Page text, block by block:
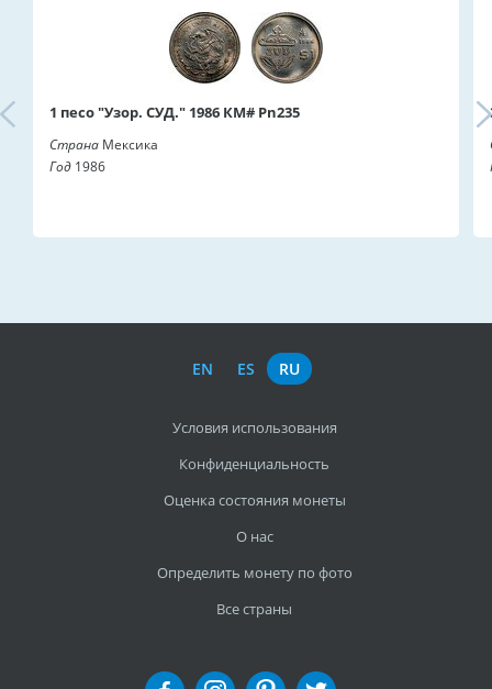
1 песо "Узор. СУД." 1986 КМ# Pn235
Страна Мексика
Год 1986
EN ES RU
Условия использования
Конфиденциальность
Оценка состояния монеты
О нас
Определить монету по фото
Все страны